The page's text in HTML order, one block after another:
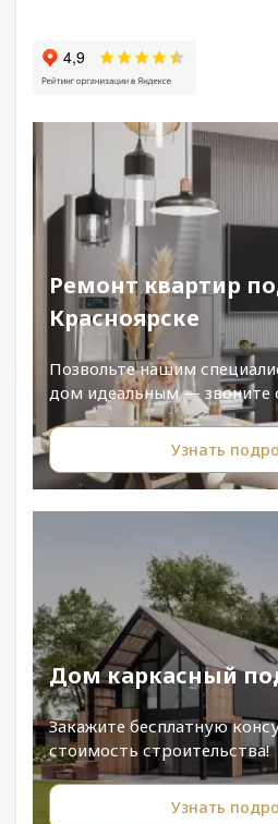
Ремонт квартир
Красноярске
Позвольте нашим
дом идеальным — звоните
Узнать
Дом каркасный
Закажите бесплатную
стоимость строительства!
Узнать